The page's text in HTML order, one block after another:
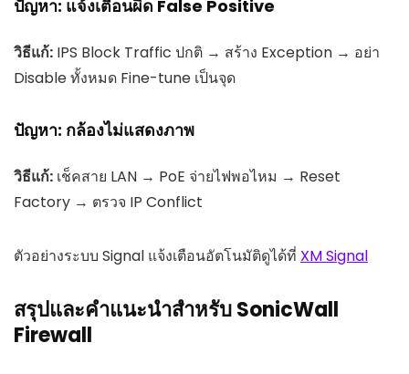
ปัญหา: แจ้งเตือนผิด False Positive
วิธีแก้: IPS Block Traffic ปกติ → สร้าง Exception → อย่า
Disable ทั้งหมด Fine-tune เป็นจุด
ปัญหา: กล้องไม่แสดงภาพ
วิธีแก้: เช็คสาย LAN → PoE จ่ายไฟพอไหม → Reset
Factory → ตรวจ IP Conflict
ตัวอย่างระบบ Signal แจ้งเตือนอัตโนมัติดูได้ที่ XM Signal
สรุปและคำแนะนำสำหรับ SonicWall
Firewall